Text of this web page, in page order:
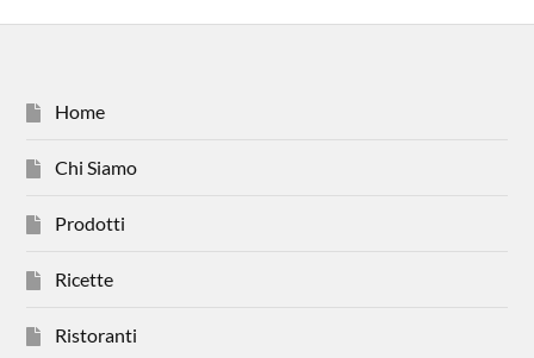
Home
Chi Siamo
Prodotti
Ricette
Ristoranti